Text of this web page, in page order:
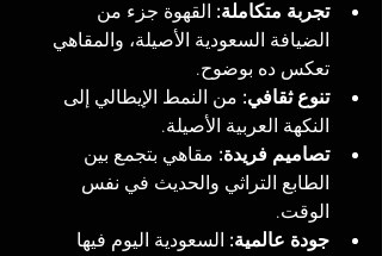
تجربة متكاملة: القهوة جزء من
الضيافة السعودية الأصيلة، والمقاهي
تعكس ده بوضوح.
تنوع ثقافي: من النمط الإيطالي إلى
النكهة العربية الأصيلة.
تصاميم فريدة: مقاهي بتجمع بين
الطابع التراثي والحديث في نفس
الوقت.
جودة عالمية: السعودية اليوم فيها